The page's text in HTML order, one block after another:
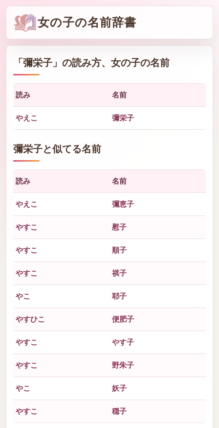
女の子の名前辞書
「彌栄子 」の読み方、女の子の名前
読み 名前
やえこ 彌栄子
彌栄子と似てる名前
読み 名前
やえこ 彌恵子
やすこ 慰子
やすこ 順子
やすこ 祺子
やこ 耶子
やすひこ 便肥子
やすこ やす子
やすこ 野朱子
やこ 妖子
やすこ 穏子